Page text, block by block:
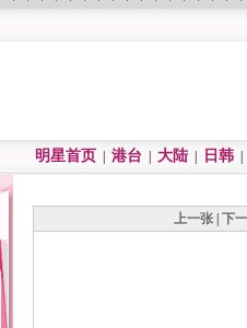
明星首页 港台 大陆 日韩
上一张 下